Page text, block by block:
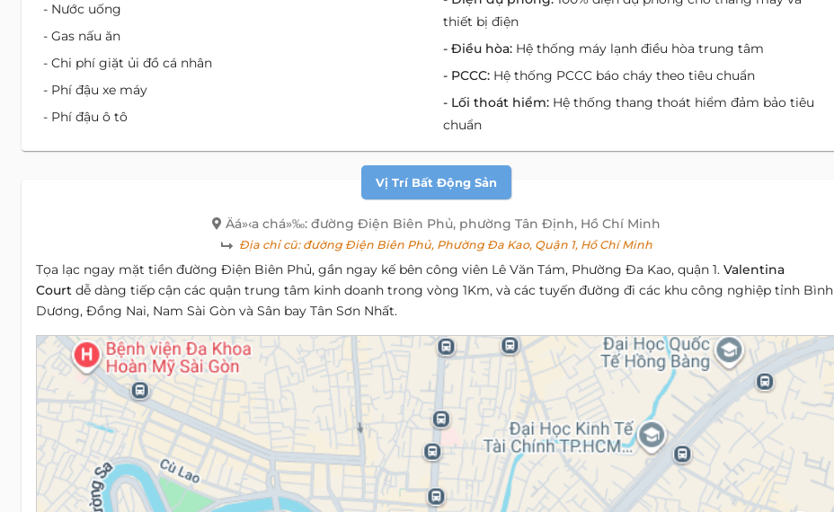
- Nước uống
- Gas nấu ăn
- Chi phí giặt ủi đồ cá nhân
- Phí đậu xe máy
- Phí đậu ô tô
thiết bị điện
- Điều hòa: Hệ thống máy lạnh điều hòa trung tâm
- PCCC: Hệ thống PCCC báo cháy theo tiêu chuẩn
- Lối thoát hiểm: Hệ thống thang thoát hiểm đảm bảo tiêu
chuẩn
Vị Trí Bất Động Sản
Äá»‹a chá»‰: đường Điện Biên Phủ, phường Tân Định, Hồ Chí Minh
Địa chỉ cũ:đường Điện Biên Phủ, Phường Đa Kao, Quận 1, Hồ Chí Minh
Tọa lạc ngay mặt tiền đường Điện Biên Phủ, gần ngay kế bên công viên Lê Văn Tám, Phường Đa Kao, quận 1. Valentina
Court dễ dàng tiếp cận các quận trung tâm kinh doanh trong vòng 1Km, và các tuyến đường đi các khu công nghiệp tỉnh Bình
Dương, Đồng Nai, Nam Sài Gòn và Sân bay Tân Sơn Nhất.